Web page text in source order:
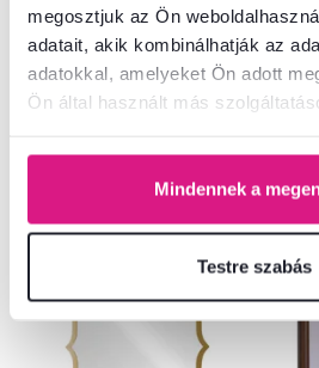
megosztjuk az Ön
adatait, akik kombinálhatják az
adatokkal, amelyeket Ön adott
Ön által használt más
Mindennek a
Testre szabás
2 Szín - részletes